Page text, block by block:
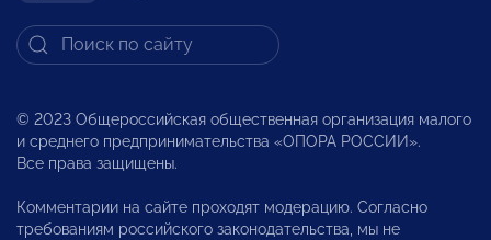
© 2023 Общероссийская общественная организация малого
и среднего предпринимательства «ОПОРА РОССИИ».
Все права защищены.
Комментарии на сайте проходят модерацию. Согласно
требованиям российского законодательства, мы не